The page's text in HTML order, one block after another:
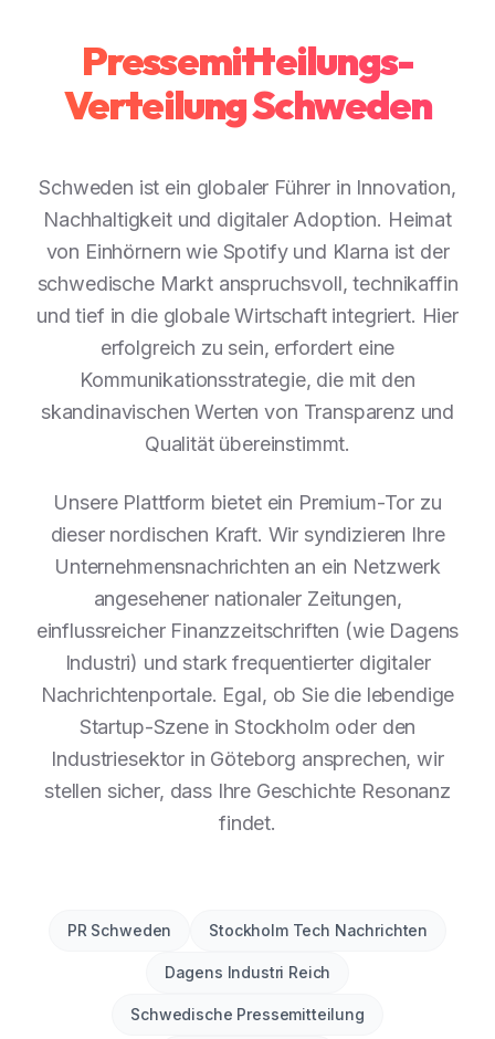
Pressemitteilungs-
Verteilung Schweden
Schweden ist ein globaler Führer in Innovation,
Nachhaltigkeit und digitaler Adoption. Heimat
von Einhörnern wie Spotify und Klarna ist der
schwedische Markt anspruchsvoll, technikaffin
und tief in die globale Wirtschaft integriert. Hier
erfolgreich zu sein, erfordert eine
Kommunikationsstrategie, die mit den
skandinavischen Werten von Transparenz und
Qualität übereinstimmt.
Unsere Plattform bietet ein Premium-Tor zu
dieser nordischen Kraft. Wir syndizieren Ihre
Unternehmensnachrichten an ein Netzwerk
angesehener nationaler Zeitungen,
einflussreicher Finanzzeitschriften (wie Dagens
Industri) und stark frequentierter digitaler
Nachrichtenportale. Egal, ob Sie die lebendige
Startup-Szene in Stockholm oder den
Industriesektor in Göteborg ansprechen, wir
stellen sicher, dass Ihre Geschichte Resonanz
findet.
PR Schweden Stockholm Tech Nachrichten
Dagens Industri Reich
Schwedische Pressemitteilung